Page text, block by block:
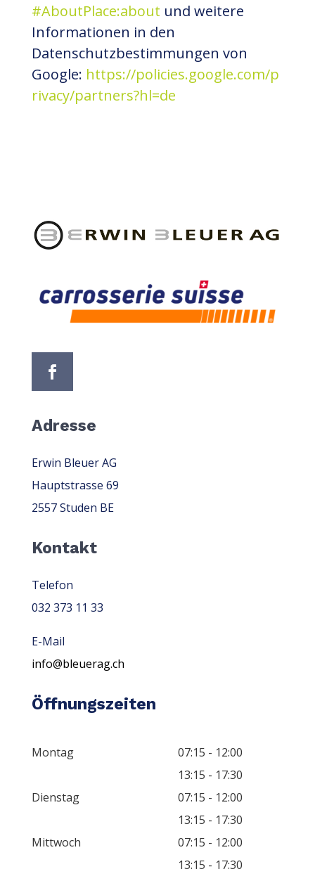
#AboutPlace:about und weitere
Informationen in den
Datenschutzbestimmungen von
Google: https://policies.google.com/p
rivacy/partners?hl=de
Adresse
Erwin Bleuer AG
Hauptstrasse 69
2557 Studen BE
Kontakt
Telefon
032 373 11 33
E-Mail
info@bleuerag.ch
Öffnungszeiten
Montag
07:15 - 12:00
13:15 - 17:30
Dienstag
07:15 - 12:00
13:15 - 17:30
Mittwoch
07:15 - 12:00
13:15 - 17:30